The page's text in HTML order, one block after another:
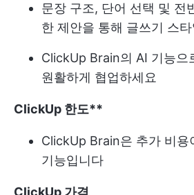
문장 구조, 단어 선택 및 전
한 제안을 통해 글쓰기 스
ClickUp Brain의 AI 기능으
원활하게 협업하세요
ClickUp 한도**
ClickUp Brain은 추가 비용
기능입니다